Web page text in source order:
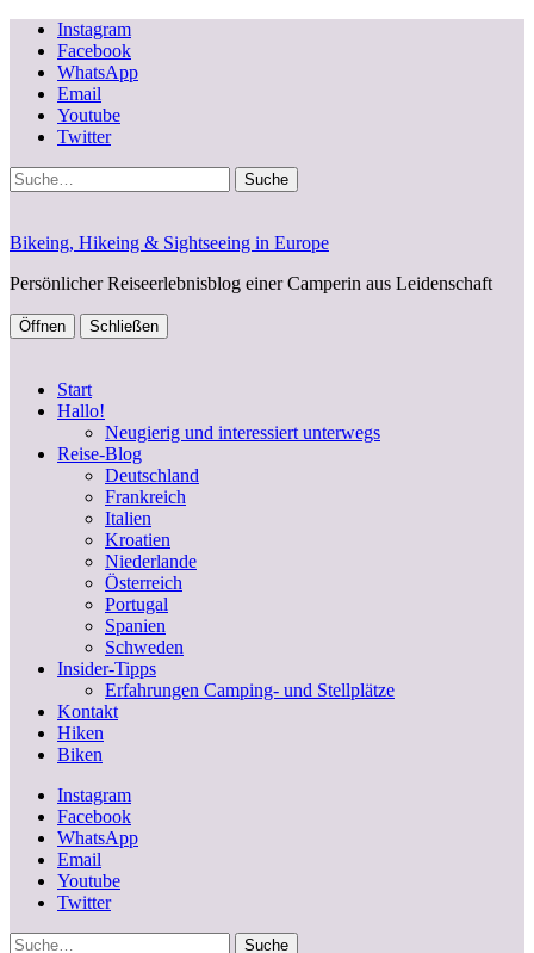
Instagram
Facebook
WhatsApp
Email
Youtube
Twitter
Suche
Bikeing, Hikeing & Sightseeing in Europe
Persönlicher Reiseerlebnisblog einer Camperin aus Leidenschaft
Öffnen Schließen
Start
Hallo!
Neugierig und interessiert unterwegs
Reise-Blog
Deutschland
Frankreich
Italien
Kroatien
Niederlande
Österreich
Portugal
Spanien
Schweden
Insider-Tipps
Erfahrungen Camping- und Stellplätze
Kontakt
Hiken
Biken
Instagram
Facebook
WhatsApp
Email
Youtube
Twitter
Suche